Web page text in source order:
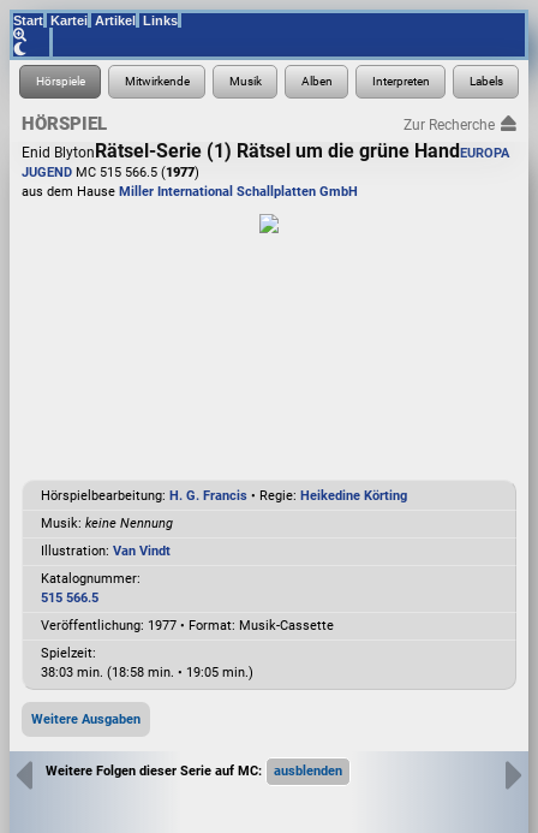
Start Kartei Artikel Links
HÖRSPIEL
Zur Recherche
Enid BlytonRätsel-Serie (1) Rätsel um die grüne HandEUROPA
JUGEND MC 515 566.5 (1977)
aus dem Hause Miller International Schallplatten GmbH
Hörspielbearbeitung: H. G. Francis • Regie: Heikedine Körting
Musik: keine Nennung
Illustration: Van Vindt
Katalognummer:
515 566.5
Veröffentlichung: 1977 • Format: Musik-Cassette
Spielzeit:
38:03 min. (18:58 min. • 19:05 min.)
Weitere Ausgaben
Weitere Folgen dieser Serie auf MC: